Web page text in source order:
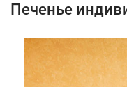
Печенье